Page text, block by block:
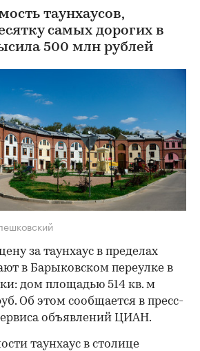
таунхаусов,
самых дорогих в
500 млн рублей
за таунхаус в пределах
в Барыковском переулке в
дом площадью 514 кв. м
Об этом сообщается в пресс-
объявлений ЦИАН.
таунхаус в столице